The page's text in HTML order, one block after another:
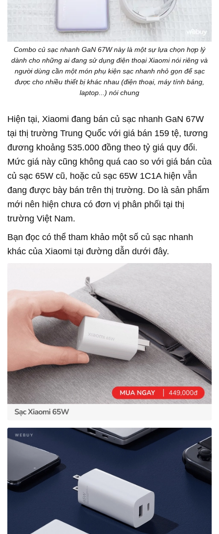
Combo củ sạc nhanh GaN 67W này là một sự lựa chọn hợp lý
dành cho những ai đang sử dụng điện thoại Xiaomi nói riêng và
người dùng cần một món phụ kiện sạc nhanh nhỏ gọn để sạc
được cho nhiều thiết bị khác nhau (điện thoại, máy tính bảng,
laptop...) nói chung
Hiện tại, Xiaomi đang bán củ sạc nhanh GaN 67W
tại thị trường Trung Quốc với giá bán 159 tệ, tương
đương khoảng 535.000 đồng theo tỷ giá quy đổi.
Mức giá này cũng không quá cao so với giá bán của
củ sạc 65W cũ, hoặc củ sạc 65W 1C1A hiện vẫn
đang được bày bán trên thị trường. Do là sản phẩm
mới nên hiện chưa có đơn vị phân phối tại thị
trường Việt Nam.
Bạn đọc có thể tham khảo một số củ sạc nhanh
khác của Xiaomi tại đường dẫn dưới đây.